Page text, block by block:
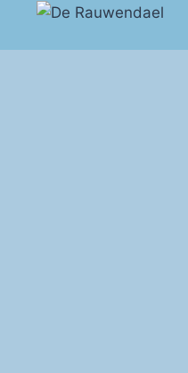
Doorgaan